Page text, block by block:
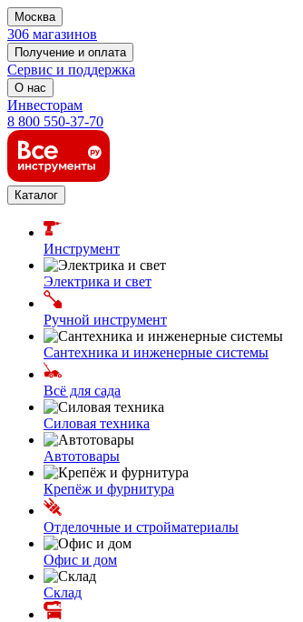
Москва
306 магазинов
Получение и оплата
Сервис и поддержка
О нас
Инвесторам
8 800 550-37-70
Каталог
Инструмент
Электрика и свет
Ручной инструмент
Сантехника и инженерные системы
Всё для сада
Силовая техника
Автотовары
Крепёж и фурнитура
Отделочные и стройматериалы
Офис и дом
Склад